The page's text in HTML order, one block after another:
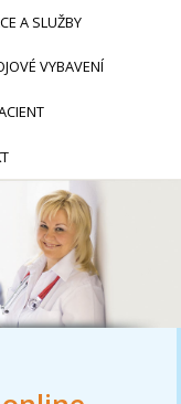
A SLUŽBY
VYBAVENÍ